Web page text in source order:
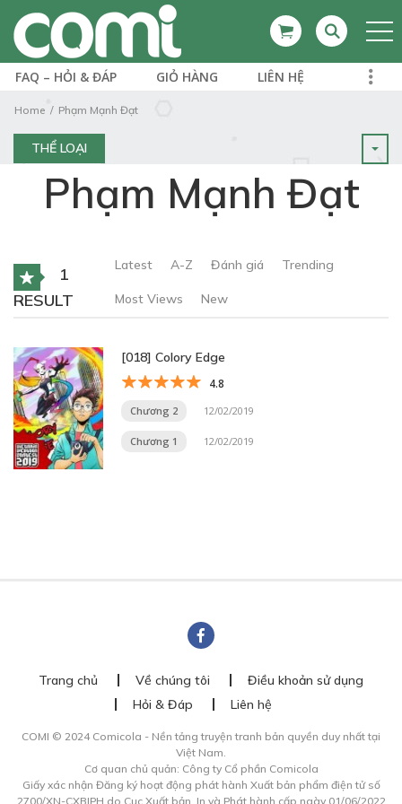
FAQ – HỎI & ĐÁP GIỎ HÀNG LIÊN HỆ
Home Phạm Mạnh Đạt
THỂ LOẠI
Phạm Mạnh Đạt
1
RESULT
Latest A-Z Đánh giá Trending
Most Views New
[018] Colory Edge
4.8
Chương 2 12/02/2019
Chương 1 12/02/2019
Trang chủ Về chúng tôi
Điều khoản sử dụng
Hỏi & Đáp
Liên hệ
COMI © 2024 Comicola - Nền tảng truyện tranh bản quyền duy nhất tại
Việt Nam.
Cơ quan chủ quản: Công ty Cổ phần Comicola
Giấy xác nhận Đăng ký hoạt động phát hành Xuất bản phẩm điện tử số
2700/XN-CXBIPH do Cục Xuất bản, In và Phát hành cấp ngày 01/06/2022